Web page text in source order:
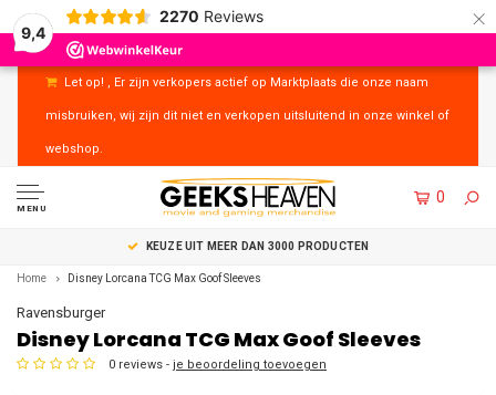
9,4
2270 Reviews ×
Let op! , Er zijn verkopers actief op Marktplaats die onze naam
misbruiken, wij zijn dit niet en verkopen uitsluitend in onze winkel of
webshop.
MENU
0
UITSTEKENDE KLANTENSERVICE
Home Disney Lorcana TCG Max Goof Sleeves
Ravensburger
Disney Lorcana TCG Max Goof Sleeves
0 reviews - je beoordeling toevoegen